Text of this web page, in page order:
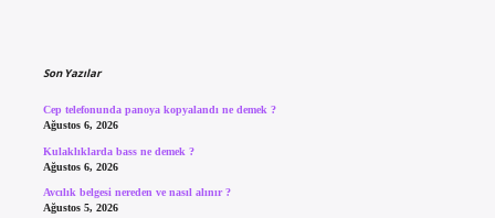
Son Yazılar
Cep telefonunda panoya kopyalandı ne demek ?
Ağustos 6, 2026
Kulaklıklarda bass ne demek ?
Ağustos 6, 2026
Avcılık belgesi nereden ve nasıl alınır ?
Ağustos 5, 2026